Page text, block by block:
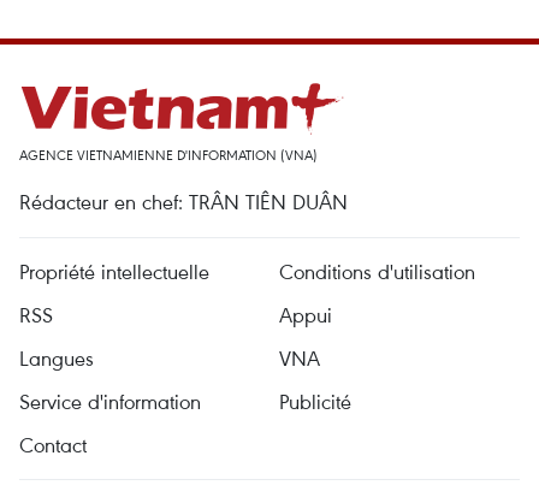
AGENCE VIETNAMIENNE D'INFORMATION (VNA)
Rédacteur en chef: TRÂN TIÊN DUÂN
Propriété intellectuelle
Conditions d'utilisation
RSS
Appui
Langues
VNA
Service d'information
Publicité
Contact